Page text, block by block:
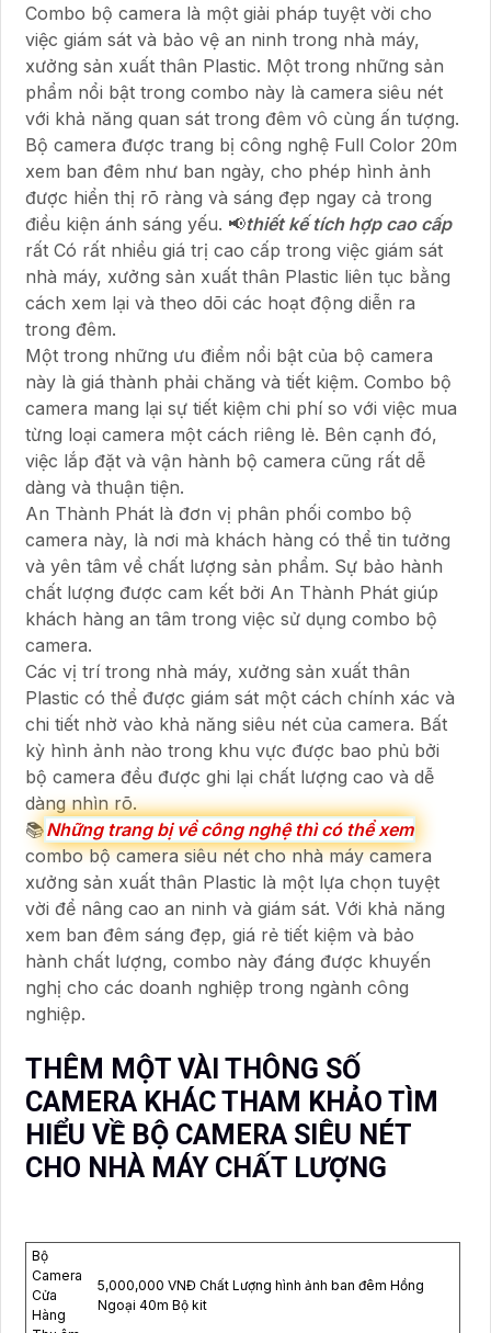
Combo bộ camera là một giải pháp tuyệt vời cho
việc giám sát và bảo vệ an ninh trong nhà máy,
xưởng sản xuất thân Plastic. Một trong những sản
phẩm nổi bật trong combo này là camera siêu nét
với khả năng quan sát trong đêm vô cùng ấn tượng.
Bộ camera được trang bị công nghệ Full Color 20m
xem ban đêm như ban ngày, cho phép hình ảnh
được hiển thị rõ ràng và sáng đẹp ngay cả trong
điều kiện ánh sáng yếu. 📢thiết kế tích hợp cao cấp
rất Có rất nhiều giá trị cao cấp trong việc giám sát
nhà máy, xưởng sản xuất thân Plastic liên tục bằng
cách xem lại và theo dõi các hoạt động diễn ra
trong đêm.
Một trong những ưu điểm nổi bật của bộ camera
này là giá thành phải chăng và tiết kiệm. Combo bộ
camera mang lại sự tiết kiệm chi phí so với việc mua
từng loại camera một cách riêng lẻ. Bên cạnh đó,
việc lắp đặt và vận hành bộ camera cũng rất dễ
dàng và thuận tiện.
An Thành Phát là đơn vị phân phối combo bộ
camera này, là nơi mà khách hàng có thể tin tưởng
và yên tâm về chất lượng sản phẩm. Sự bảo hành
chất lượng được cam kết bởi An Thành Phát giúp
khách hàng an tâm trong việc sử dụng combo bộ
camera.
Các vị trí trong nhà máy, xưởng sản xuất thân
Plastic có thể được giám sát một cách chính xác và
chi tiết nhờ vào khả năng siêu nét của camera. Bất
kỳ hình ảnh nào trong khu vực được bao phủ bởi
bộ camera đều được ghi lại chất lượng cao và dễ
dàng nhìn rõ.
📚Những trang bị về công nghệ thì có thể xem
combo bộ camera siêu nét cho nhà máy camera
xưởng sản xuất thân Plastic là một lựa chọn tuyệt
vời để nâng cao an ninh và giám sát. Với khả năng
xem ban đêm sáng đẹp, giá rẻ tiết kiệm và bảo
hành chất lượng, combo này đáng được khuyến
nghị cho các doanh nghiệp trong ngành công
nghiệp.
THÊM MỘT VÀI THÔNG SỐ
CAMERA KHÁC THAM KHẢO TÌM
HIỂU VỀ BỘ CAMERA SIÊU NÉT
CHO NHÀ MÁY CHẤT LƯỢNG
Bộ
Camera
Cửa
Hàng
5,000,000 VNĐ Chất Lượng hình ảnh ban đêm Hồng
Ngoại 40m Bộ kit